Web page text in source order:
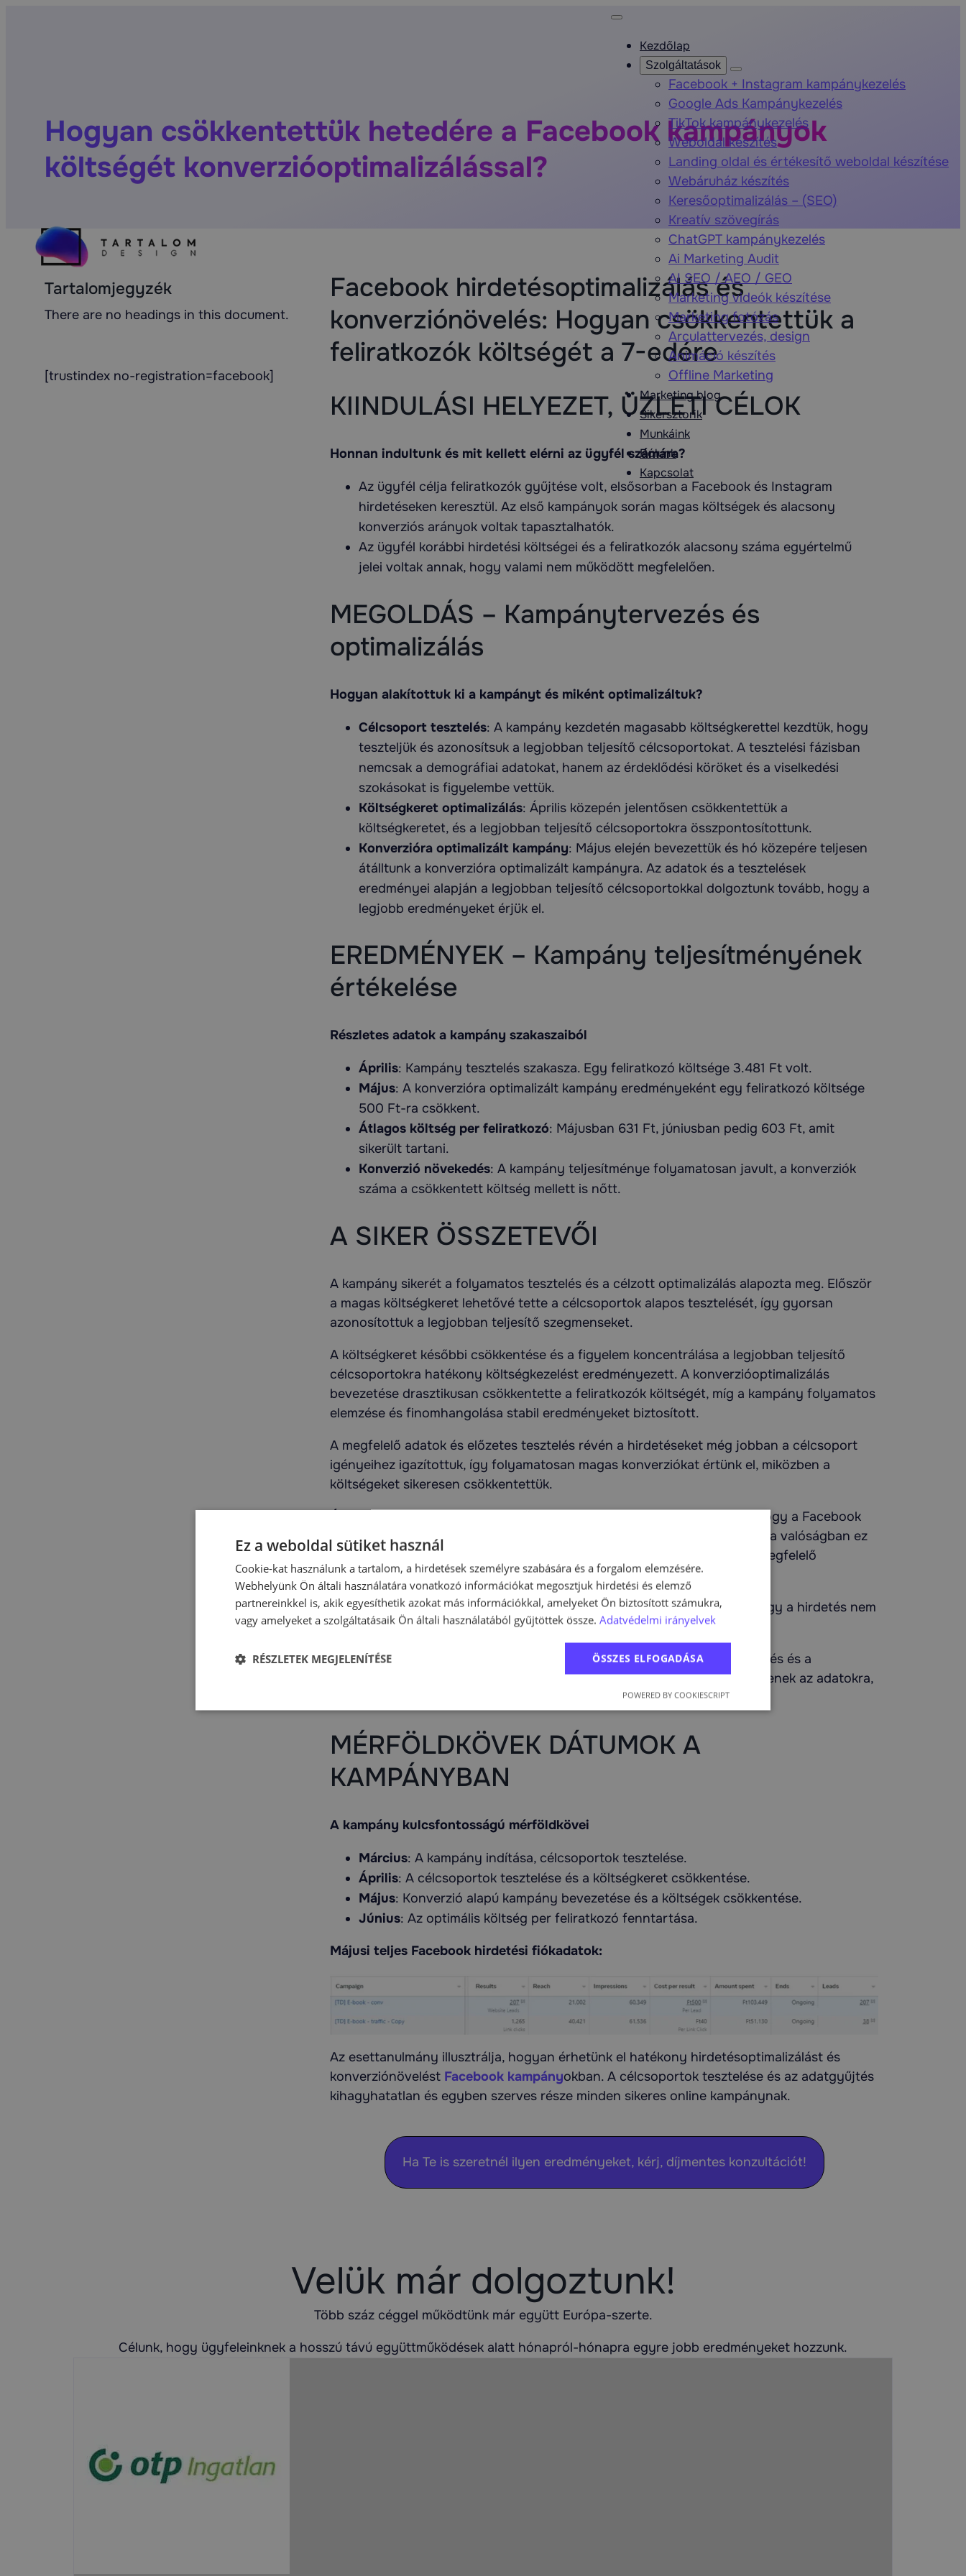
Kezdőlap
Szolgáltatások
Facebook + Instagram kampánykezelés
Google Ads Kampánykezelés
TikTok kampánykezelés
Weboldal készítés
Landing oldal és értékesítő weboldal készítése
Webáruház készítés
Keresőoptimalizálás – (SEO)
Kreatív szövegírás
ChatGPT kampánykezelés
Ai Marketing Audit
AI SEO / AEO / GEO
Marketing videók készítése
Marketing fotózás
Arculattervezés, design
Animáció készítés
Offline Marketing
Marketing blog
Sikersztorik
Munkáink
Rólunk
Kapcsolat
Hogyan csökkentettük hetedére a Facebook kampányok
költségét konverzióoptimalizálással?
Tartalomjegyzék
There are no headings in this document.
[trustindex no-registration=facebook]
Facebook hirdetésoptimalizálás és
konverziónövelés: Hogyan csökkentettük a
feliratkozók költségét a 7-edére
KIINDULÁSI HELYEZET, ÜZLETI CÉLOK
Honnan indultunk és mit kellett elérni az ügyfél számára?
Az ügyfél célja feliratkozók gyűjtése volt, elsősorban a Facebook és Instagram
hirdetéseken keresztül. Az első kampányok során magas költségek és alacsony
konverziós arányok voltak tapasztalhatók.
Az ügyfél korábbi hirdetési költségei és a feliratkozók alacsony száma egyértelmű
jelei voltak annak, hogy valami nem működött megfelelően.
MEGOLDÁS – Kampánytervezés és
optimalizálás
Hogyan alakítottuk ki a kampányt és miként optimalizáltuk?
Célcsoport tesztelés: A kampány kezdetén magasabb költségkerettel kezdtük, hogy
teszteljük és azonosítsuk a legjobban teljesítő célcsoportokat. A tesztelési fázisban
nemcsak a demográfiai adatokat, hanem az érdeklődési köröket és a viselkedési
szokásokat is figyelembe vettük.
Költségkeret optimalizálás: Április közepén jelentősen csökkentettük a
költségkeretet, és a legjobban teljesítő célcsoportokra összpontosítottunk.
Konverzióra optimalizált kampány: Május elején bevezettük és hó közepére teljesen
átálltunk a konverzióra optimalizált kampányra. Az adatok és a tesztelések
eredményei alapján a legjobban teljesítő célcsoportokkal dolgoztunk tovább, hogy a
legjobb eredményeket érjük el.
EREDMÉNYEK – Kampány teljesítményének
értékelése
Részletes adatok a kampány szakaszaiból
Április: Kampány tesztelés szakasza. Egy feliratkozó költsége 3.481 Ft volt.
Május: A konverzióra optimalizált kampány eredményeként egy feliratkozó költsége
500 Ft-ra csökkent.
Átlagos költség per feliratkozó: Májusban 631 Ft, júniusban pedig 603 Ft, amit
sikerült tartani.
Konverzió növekedés: A kampány teljesítménye folyamatosan javult, a konverziók
száma a csökkentett költség mellett is nőtt.
A SIKER ÖSSZETEVŐI
A kampány sikerét a folyamatos tesztelés és a célzott optimalizálás alapozta meg. Először
a magas költségkeret lehetővé tette a célcsoportok alapos tesztelését, így gyorsan
azonosítottuk a legjobban teljesítő szegmenseket.
A költségkeret későbbi csökkentése és a figyelem koncentrálása a legjobban teljesítő
célcsoportokra hatékony költségkezelést eredményezett. A konverzióoptimalizálás
bevezetése drasztikusan csökkentette a feliratkozók költségét, míg a kampány folyamatos
elemzése és finomhangolása stabil eredményeket biztosított.
A megfelelő adatok és előzetes tesztelés révén a hirdetéseket még jobban a célcsoport
igényeihez igazítottuk, így folyamatosan magas konverziókat értünk el, miközben a
költségeket sikeresen csökkentettük.
: Sokan azt gondolják, hogy a Facebook
hirdetésekkel gyorsan és egyszerűen elérhetők a kívánt eredmények, de a valóságban ez
nem ilyen egyszerű. Az alapvető hiba sok esetben a célcsoportok nem megfelelő
tesztelésében rejlik.
Az egyik leggyakoribb hiba, hogy túl széles célcsoportot céloznak meg, így a hirdetés nem
hoz releváns eredményeket, és a költségek az egekbe szöknek.
A másik gyakori probléma, hogy nem történik meg a megfelelő adatgyűjtés és a
folyamatos kampányoptimalizálás. Azok a kampányok, amelyek nem építenek az adatokra,
MÉRFÖLDKÖVEK DÁTUMOK A
KAMPÁNYBAN
A kampány kulcsfontosságú mérföldkövei
Március: A kampány indítása, célcsoportok tesztelése.
Április: A célcsoportok tesztelése és a költségkeret csökkentése.
Május: Konverzió alapú kampány bevezetése és a költségek csökkentése.
Június: Az optimális költség per feliratkozó fenntartása.
Májusi teljes Facebook hirdetési fiókadatok:
Az esettanulmány illusztrálja, hogyan érhetünk el hatékony hirdetésoptimalizálást és
konverziónövelést Facebook kampányokban. A célcsoportok tesztelése és az adatgyűjtés
kihagyhatatlan és egyben szerves része minden sikeres online kampánynak.
Ha Te is szeretnél ilyen eredményeket, kérj, díjmentes konzultációt!
Velük már dolgoztunk!
Több száz céggel működtünk már együtt Európa-szerte.
Célunk, hogy ügyfeleinknek a hosszú távú együttműködések alatt hónapról-hónapra egyre jobb eredményeket hozzunk.
Ez a weboldal sütiket használ
Cookie-kat használunk a tartalom, a hirdetések személyre szabására és a forgalom elemzésére.
Webhelyünk Ön általi használatára vonatkozó információkat megosztjuk hirdetési és elemző
partnereinkkel is, akik egyesíthetik azokat más információkkal, amelyeket Ön biztosított számukra,
vagy amelyeket a szolgáltatásaik Ön általi használatából gyűjtöttek össze. Adatvédelmi irányelvek
ÖSSZES ELFOGADÁSA
RÉSZLETEK MEGJELENÍTÉSE
POWERED BY COOKIESCRIPT